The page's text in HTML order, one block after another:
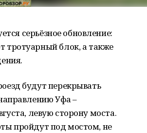
серьёзное обновление:
тротуарный блок, а также
будут перекрывать
Уфа –
левую сторону моста.
пройдут под мостом, не